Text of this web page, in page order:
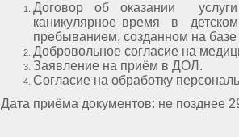
Договор об оказании
каникулярное время в
пребыванием, созданном на
Добровольное согласие на
Заявление на приём в ДОЛ.
Согласие на обработку
Дата приёма документов: не позднее